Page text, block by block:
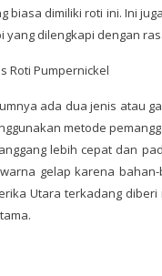
biasa dimiliki roti ini. Ini
yang dilengkapi dengan
Roti Pumpernickel
ada dua jenis atau
metode
lebih cepat dan
gelap karena
Utara terkadang